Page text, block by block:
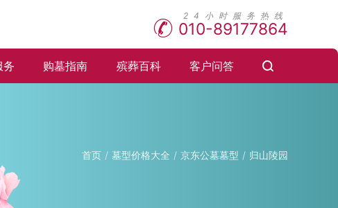
010-89177864
务 购墓指南 殡葬百科 客户问答
首页 墓型价格大全 京东公墓墓型 归山陵园